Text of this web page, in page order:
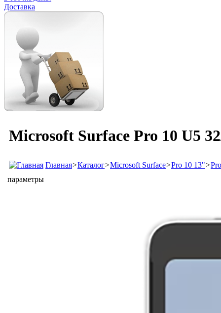
Доставка
Microsoft Surface Pro 10 U5
Главная>Каталог>Microsoft Surface>Pro 10 13">
параметры